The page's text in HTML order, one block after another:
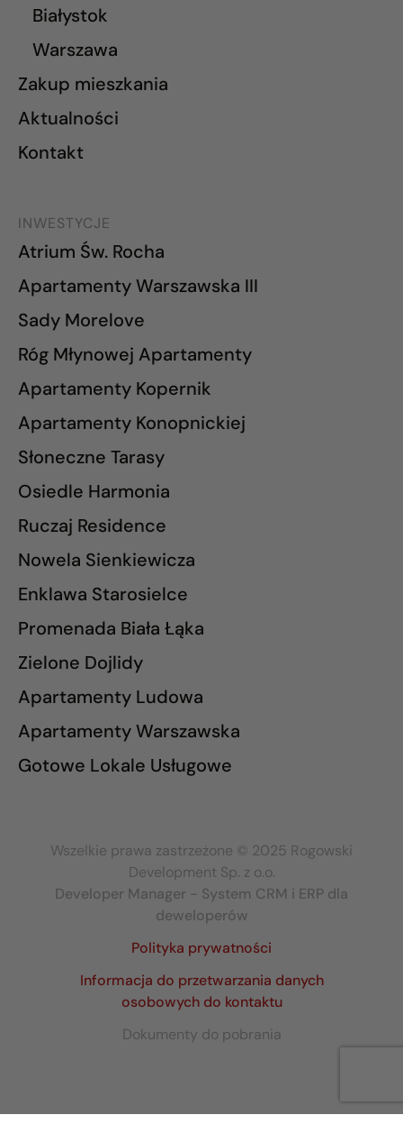
Białystok
Warszawa
Zakup mieszkania
Aktualności
Kontakt
INWESTYCJE
Atrium Św. Rocha
Apartamenty Warszawska III
Sady Morelove
Róg Młynowej Apartamenty
Apartamenty Kopernik
Apartamenty Konopnickiej
Słoneczne Tarasy
Osiedle Harmonia
Ruczaj Residence
Nowela Sienkiewicza
Enklawa Starosielce
Promenada Biała Łąka
Zielone Dojlidy
Apartamenty Ludowa
Apartamenty Warszawska
Gotowe Lokale Usługowe
Wszelkie prawa zastrzeżone © 2025 Rogowski
Development Sp. z o.o.
Developer Manager - System CRM i ERP dla
deweloperów
Polityka prywatności
Informacja do przetwarzania danych
osobowych do kontaktu
Dokumenty do pobrania